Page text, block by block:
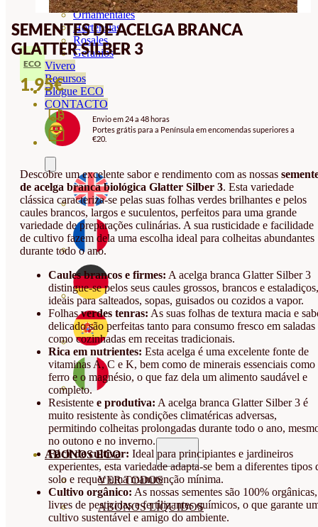
Ornamentales
Hortensias
Rosales
Geranios
Vivero
Recursos
Blogue ECO
CONTACTO
ABONOS ECO
VER TODOS
ABONOS LÍQUIDOS
SEMENTES DE ACELGA BRANCA
GLATTER SILBER 3
ECO
1.95€
Envio em 24 a 48 horas
Portes grátis para a Península em encomendas superiores a
€20.
Descobre um excelente sabor e rendimento com as nossas
de acelga branca biológica Glatter Silber 3. Esta variedade
clássica caracteriza-se pelas suas folhas verdes brilhantes e pelos
caules brancos, largos e suculentos, perfeitos para uma grande
variedade de preparações culinárias. A sua rusticidade e facilidade
de cultivo fazem dela uma escolha ideal para colheitas abundantes
durante todo o ano.
Caules brancos e firmes: A acelga branca Glatter Silber 3
distingue-se pelos seus caules grossos, brancos e estaladiços,
ideais para salteados, sopas, guisados ou cozidos a vapor.
Folhasverdes tenras: As suas folhas de textura macia e
delicado são perfeitas tanto para consumo fresco em saladas
como cozinhadas em receitas tradicionais.
Rica em nutrientes: Esta acelga é uma excelente fonte de
vitaminas A, C e K, bem como de minerais essenciais como
ferro e o magnésio, o que faz dela um alimento saudável e
completo.
Resistente e produtiva: A acelga branca Glatter Silber 3 é
muito resistente às condições climatéricas adversas,
permitindo colheitas prolongadas durante todo o ano,
no outono e no inverno.
Fácil de cultivar: Ideal para principiantes e jardineiros
experientes, esta variedade adapta-se bem a diferentes tipos
solo e requer uma manutenção mínima.
Cultivo orgânico: As nossas sementes são 100% orgânicas,
livres de pesticidas e fertilizantes químicos, o que garante
cultivo sustentável e amigo do ambiente.